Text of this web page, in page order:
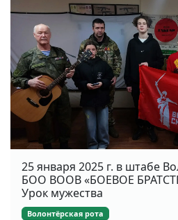
25 января 2025 г. в штабе
БОО ВООВ «БОЕВОЕ
Урок мужества
Волонтёрская рота